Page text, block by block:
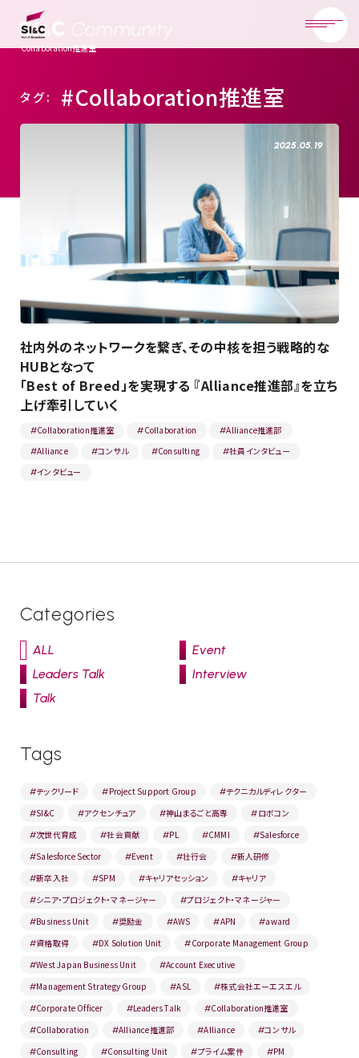
Collaboration推進室
タグ: #Collaboration推進室
2025.05.19
社内外のネットワークを繋ぎ、その中核を担う戦略的な
HUBとなって
「Best of Breed」を実現する 『Alliance推進部』を立ち
上げ牽引していく
#Collaboration推進室 #Collaboration #Alliance推進部
#Alliance #コンサル #Consulting #社員インタビュー
#インタビュー
Categories
ALL
Event
Leaders Talk
Interview
Talk
Tags
#テックリード #Project Support Group #テクニカルディレクター
#SI&C #アクセンチュア #神山まるごと高専 #ロボコン
#次世代育成 #社会貢献 #PL #CMMI #Salesforce
#Salesforce Sector #Event #壮行会 #新人研修
#新卒入社 #SPM #キャリアセッション #キャリア
#シニア・プロジェクト・マネージャー #プロジェクト・マネージャー
#Business Unit #奨励金 #AWS #APN #award
#資格取得 #DX Solution Unit #Corporate Management Group
#West Japan Business Unit #Account Executive
#Management Strategy Group #ASL #株式会社エーエスエル
#Corporate Officer #Leaders Talk #Collaboration推進室
#Collaboration #Alliance推進部 #Alliance #コンサル
#Consulting #Consulting Unit #プライム案件 #PM